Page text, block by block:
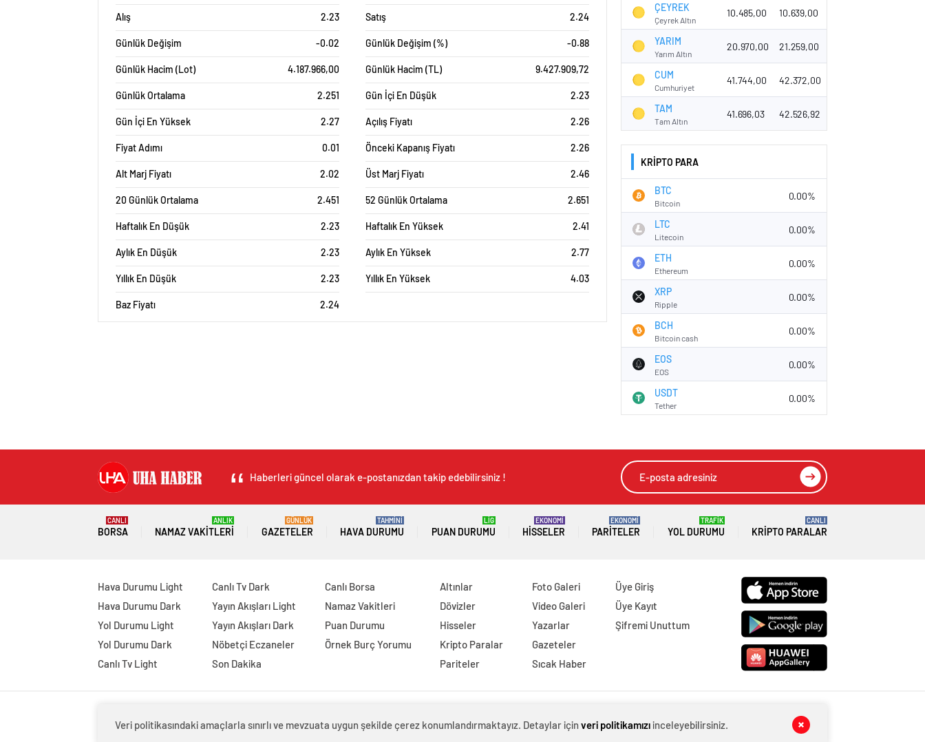
Alış 2.23 Satış 2.24
Günlük Değişim -0.02 Günlük Değişim (%) -0.88
Günlük Hacim (Lot) 4.187.966,00 Günlük Hacim (TL) 9.427.909,72
Günlük Ortalama 2.251 Gün İçi En Düşük 2.23
Gün İçi En Yüksek 2.27 Açılış Fiyatı 2.26
Fiyat Adımı 0.01 Önceki Kapanış Fiyatı 2.26
Alt Marj Fiyatı 2.02 Üst Marj Fiyatı 2.46
20 Günlük Ortalama 2.451 52 Günlük Ortalama 2.651
Haftalık En Düşük 2.23 Haftalık En Yüksek 2.41
Aylık En Düşük 2.23 Aylık En Yüksek 2.77
Yıllık En Düşük 2.23 Yıllık En Yüksek 4.03
Baz Fiyatı 2.24
ÇEYREK
Çeyrek Altın
10.485,00 10.639,00
YARIM
Yarım Altın
20.970,00 21.259,00
CUM
Cumhuriyet
41.744,00 42.372,00
TAM
Tam Altın
41.696,03 42.526,92
KRİPTO PARA
BTC
Bitcoin
0.00%
LTC
Litecoin
0.00%
ETH
Ethereum
0.00%
XRP
Ripple
0.00%
BCH
Bitcoin cash
0.00%
EOS
EOS
0.00%
USDT
Tether
0.00%
Haberleri güncel olarak e-postanızdan takip edebilirsiniz !
BORSA
CANLI
NAMAZ VAKITLERI
ANLIK
GAZETELER
GÜNLÜK
HAVA DURUMU
TAHMİNİ
PUAN DURUMU
LİG
HISSELER
EKONOMİ
PARITELER
EKONOMİ
YOL DURUMU
TRAFİK
KRIPTO PARALAR
CANLI
Hava Durumu Light
Hava Durumu Dark
Yol Durumu Light
Yol Durumu Dark
Canlı Tv Light
Canlı Tv Dark
Yayın Akışları Light
Yayın Akışları Dark
Nöbetçi Eczaneler
Son Dakika
Canlı Borsa
Namaz Vakitleri
Puan Durumu
Örnek Burç Yorumu
Altınlar
Dövizler
Hisseler
Kripto Paralar
Pariteler
Foto Galeri
Video Galeri
Yazarlar
Gazeteler
Sıcak Haber
Üye Giriş
Üye Kayıt
Şifremi Unuttum
Veri politikasındaki amaçlarla sınırlı ve mevzuata uygun şekilde çerez konumlandırmaktayız. Detaylar için veri politikamızıinceleyebilirsiniz.